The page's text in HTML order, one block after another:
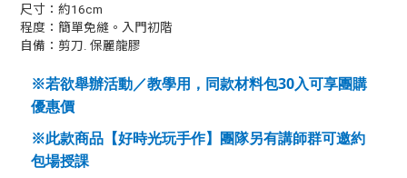
尺寸：約16cm
程度：簡單免縫。入門初階
自備：剪刀. 保麗龍膠
※若欲舉辦活動／教學用，同款材料包30入可享團購
優惠價
※此款商品【好時光玩手作】團隊另有講師群可邀約
包場授課